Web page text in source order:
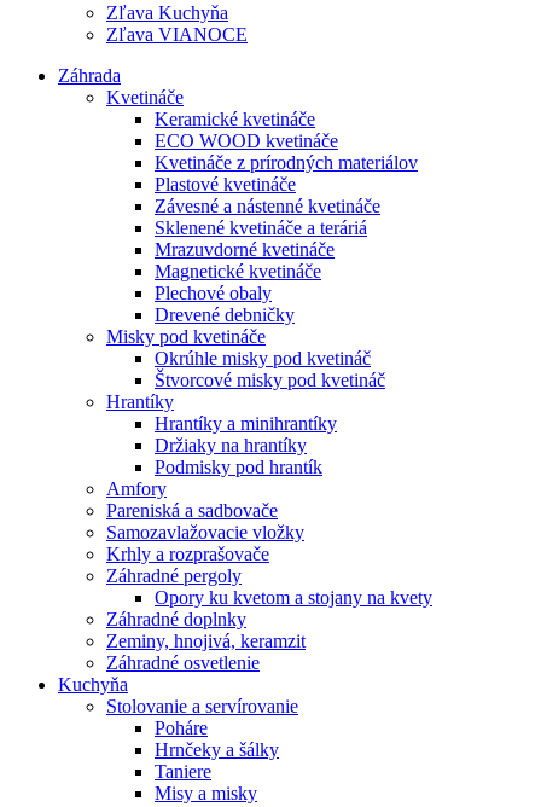
Zľava Kuchyňa
Zľava VIANOCE
Záhrada
Kvetináče
Keramické kvetináče
ECO WOOD kvetináče
Kvetináče z prírodných materiálov
Plastové kvetináče
Závesné a nástenné kvetináče
Sklenené kvetináče a teráriá
Mrazuvdorné kvetináče
Magnetické kvetináče
Plechové obaly
Drevené debničky
Misky pod kvetináče
Okrúhle misky pod kvetináč
Štvorcové misky pod kvetináč
Hrantíky
Hrantíky a minihrantíky
Držiaky na hrantíky
Podmisky pod hrantík
Amfory
Pareniská a sadbovače
Samozavlažovacie vložky
Krhly a rozprašovače
Záhradné pergoly
Opory ku kvetom a stojany na kvety
Záhradné doplnky
Zeminy, hnojivá, keramzit
Záhradné osvetlenie
Kuchyňa
Stolovanie a servírovanie
Poháre
Hrnčeky a šálky
Taniere
Misy a misky